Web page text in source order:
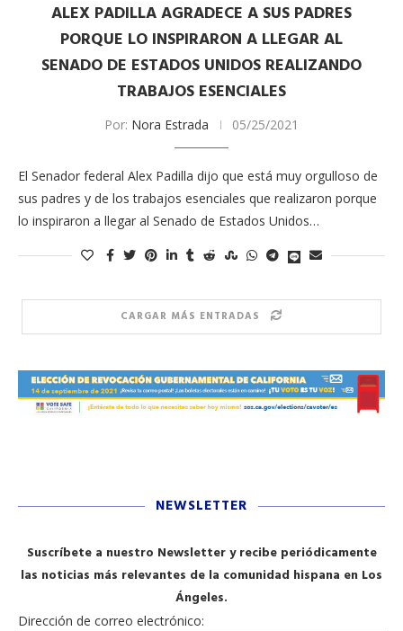
ALEX PADILLA AGRADECE A SUS PADRES
PORQUE LO INSPIRARON A LLEGAR AL
SENADO DE ESTADOS UNIDOS REALIZANDO
TRABAJOS ESENCIALES
Por: Nora Estrada 05/25/2021
El Senador federal Alex Padilla dijo que está muy orgulloso de
sus padres y de los trabajos esenciales que realizaron porque
lo inspiraron a llegar al Senado de Estados Unidos…
CARGAR MÁS ENTRADAS
NEWSLETTER
Suscríbete a nuestro Newsletter y recibe periódicamente
las noticias más relevantes de la comunidad hispana en Los
Ángeles.
Dirección de correo electrónico: